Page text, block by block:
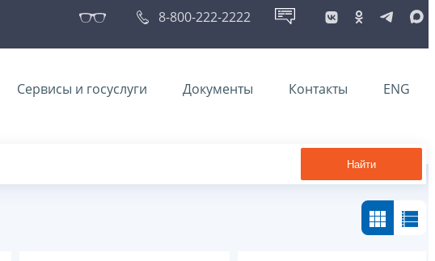
8-800-222-2222
Сервисы и госуслуги Документы Контакты ENG
Найти